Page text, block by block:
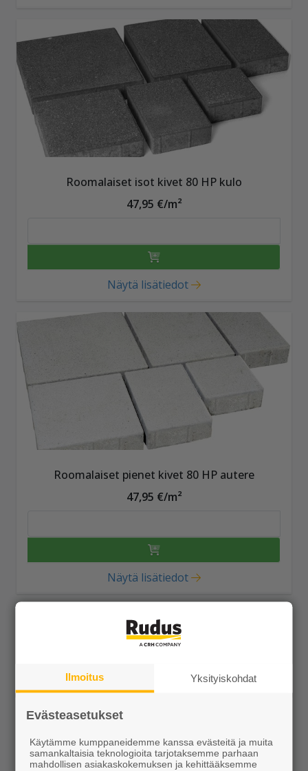
Roomalaiset isot kivet 80 HP kulo
47,95 €/m²
Näytä lisätiedot
Roomalaiset pienet kivet 80 HP autere
47,95 €/m²
Näytä lisätiedot
Roomalaiset isot kivet 80 HP autere
Ilmoitus Yksityiskohdat
Evästeasetukset
Käytämme kumppaneidemme kanssa evästeitä ja muita
samankaltaisia teknologioita tarjotaksemme parhaan
mahdollisen asiakaskokemuksen ja kehittääksemme